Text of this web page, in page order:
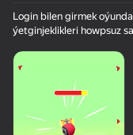
Login bilen girmek
ýetginjeklikleri howpsuz